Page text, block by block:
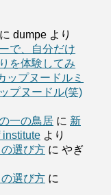
に dumpe より
で、自分だけ
を体験してみ
ップヌードルミ
プヌードル(笑)
一の鳥居 に 新
institute より
選び方 に やぎ
選び方 に